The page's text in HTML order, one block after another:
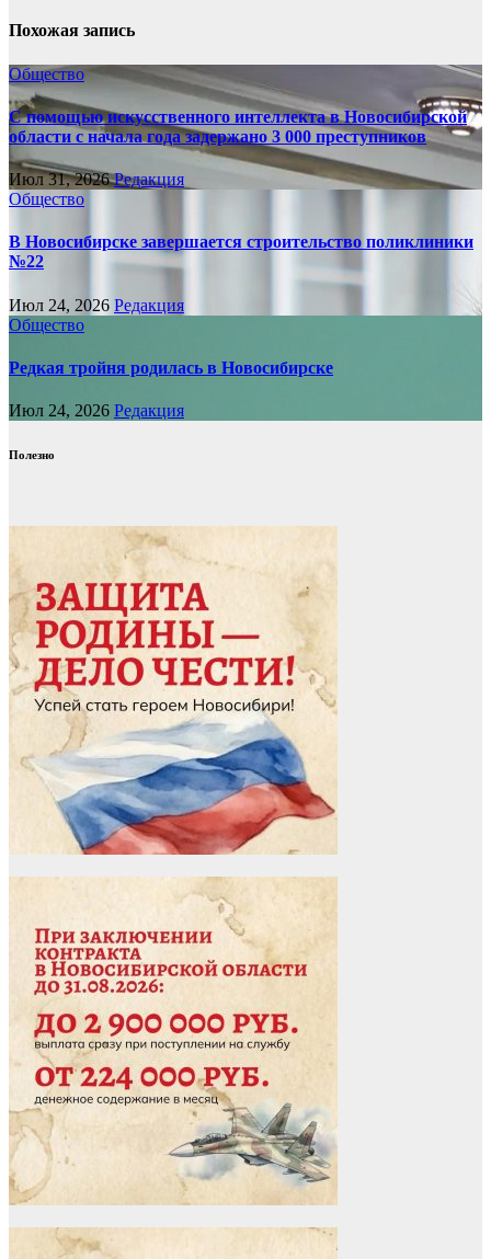
Похожая запись
Общество
С помощью искусственного интеллекта в Новосибирской
области с начала года задержано 3 000 преступников
Июл 31, 2026Редакция
Общество
В Новосибирске завершается строительство поликлиники
№22
Июл 24, 2026 Редакция
Общество
Редкая тройня родилась в Новосибирске
Июл 24, 2026 Редакция
Полезно